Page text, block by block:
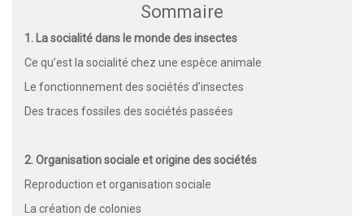
Sommaire
1. La socialité dans le monde des insectes
Ce qu’est la socialité chez une espèce animale
Le fonctionnement des sociétés d’insectes
Des traces fossiles des sociétés passées
2. Organisation sociale et origine des sociétés
Reproduction et organisation sociale
La création de colonies